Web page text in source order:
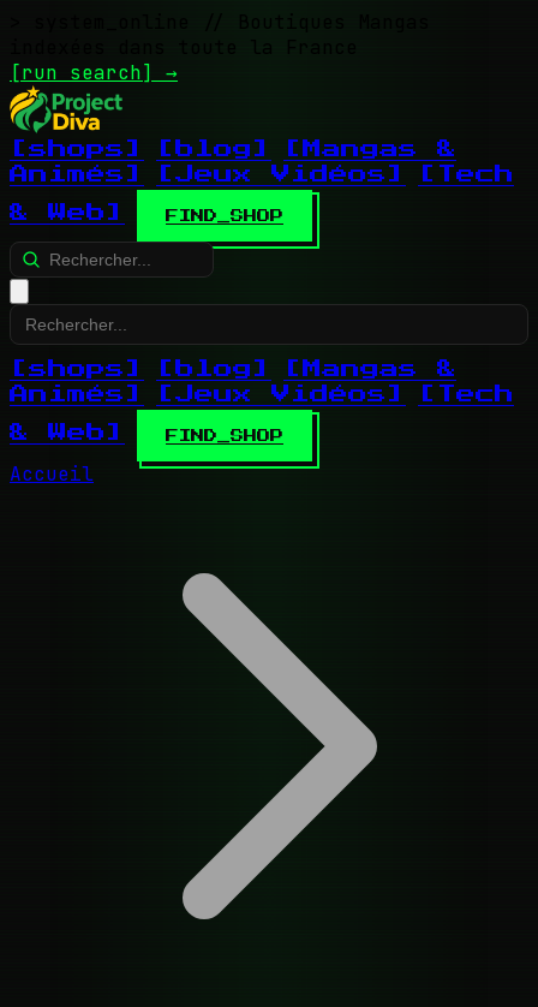
// Boutiques Mangas
indexées dans toute la France
[run search] →
[shops] [blog]
[Mangas &
Animés]
[Jeux Vidéos]
[Tech
& Web]
FIND_SHOP
[shops] [blog]
[Mangas &
Animés]
[Jeux Vidéos]
[Tech
& Web]
FIND_SHOP
Accueil